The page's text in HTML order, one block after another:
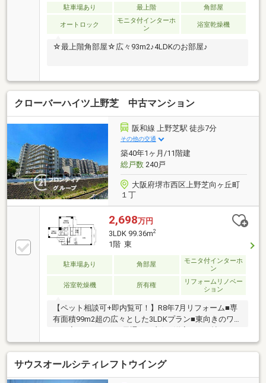
駐車場あり 最上階 角部屋
オートロック
モニタ付インターホ
ン
浴室乾燥機
☆最上階角部屋☆広々93m2♪4LDKのお部屋♪
クローバーハイツ上野芝 中古マンション
阪和線 上野芝駅 徒歩7分
その他の交通
築40年1ヶ月/11階建
総戸数240戸
大阪府堺市西区上野芝向ヶ丘町
１丁
2,698万円
3LDK 99.36m2
1階 東
駐車場あり 角部屋
モニタ付インターホ
ン
浴室乾燥機 所有権
リフォームリノベー
ション
【ペット相談可+即内覧可！】R8年7月リフォーム■専
有面積99m2超の広々とした3LDKプラン■東向きのワイ
帖のゆとりある広さ
サウスオールシティレフトウイング